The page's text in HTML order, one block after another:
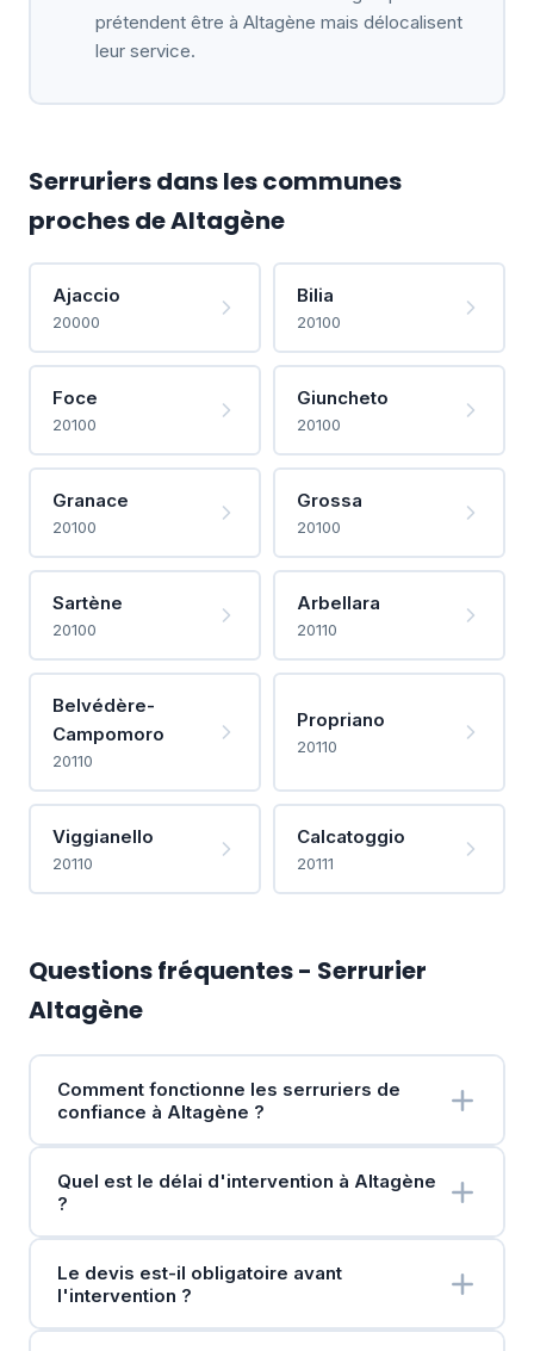
prétendent être à Altagène mais délocalisent
leur service.
Serruriers dans les communes
proches de Altagène
Ajaccio
20000
Bilia
20100
Foce
20100
Giuncheto
20100
Granace
20100
Grossa
20100
Sartène
20100
Arbellara
20110
Belvédère-
Campomoro
20110
Propriano
20110
Viggianello
20110
Calcatoggio
20111
Questions fréquentes - Serrurier
Altagène
Comment fonctionne les serruriers de
confiance à Altagène ?
Quel est le délai d'intervention à Altagène
?
Le devis est-il obligatoire avant
l'intervention ?